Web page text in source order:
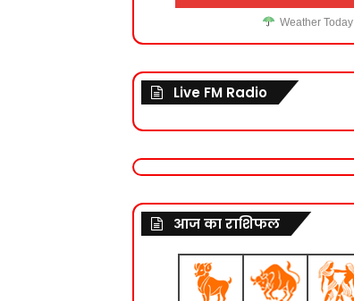
Weather Today
Live FM Radio
आज का राशिफल